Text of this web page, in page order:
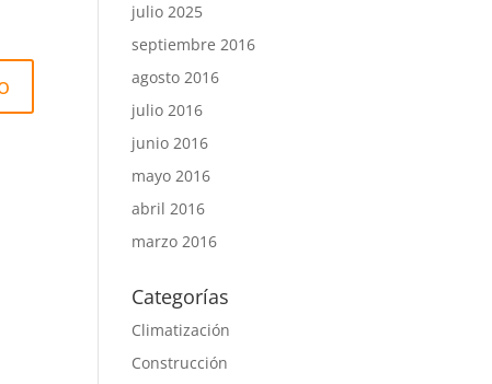
julio 2025
septiembre 2016
agosto 2016
julio 2016
junio 2016
mayo 2016
abril 2016
marzo 2016
Categorías
Climatización
Construcción